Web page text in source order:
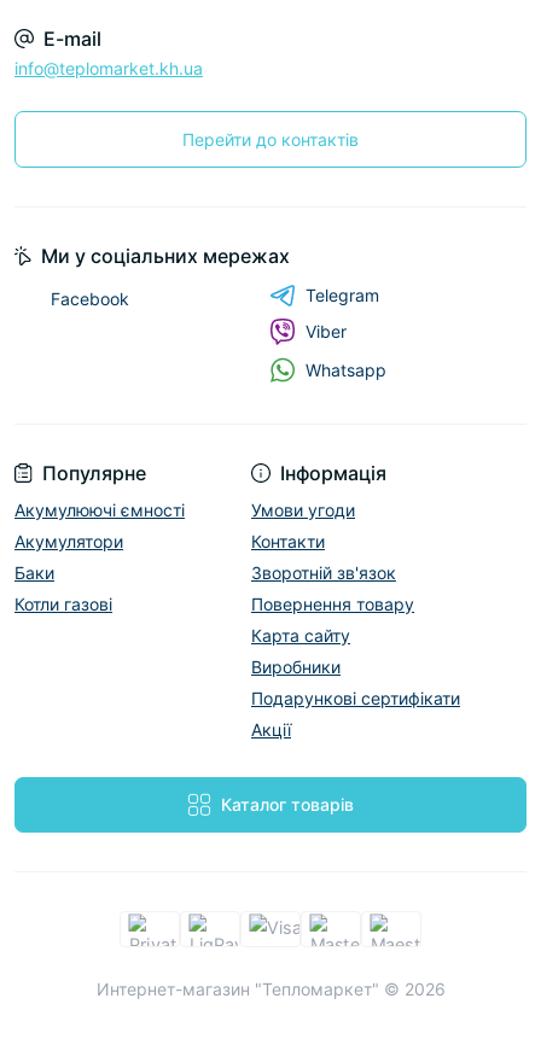
E-mail
info@teplomarket.kh.ua
Перейти до контактів
Популярне
Акумулюючі ємності
Акумулятори
Баки
Котли газові
Інформація
Умови угоди
Контакти
Зворотній зв'язок
Повернення товару
Карта сайту
Виробники
Подарункові сертифікати
Акції
Каталог товарів
Ми у соціальних мережах
Facebook
Telegram
Viber
Whatsapp
Интернет-магазин "Тепломаркет" © 2026